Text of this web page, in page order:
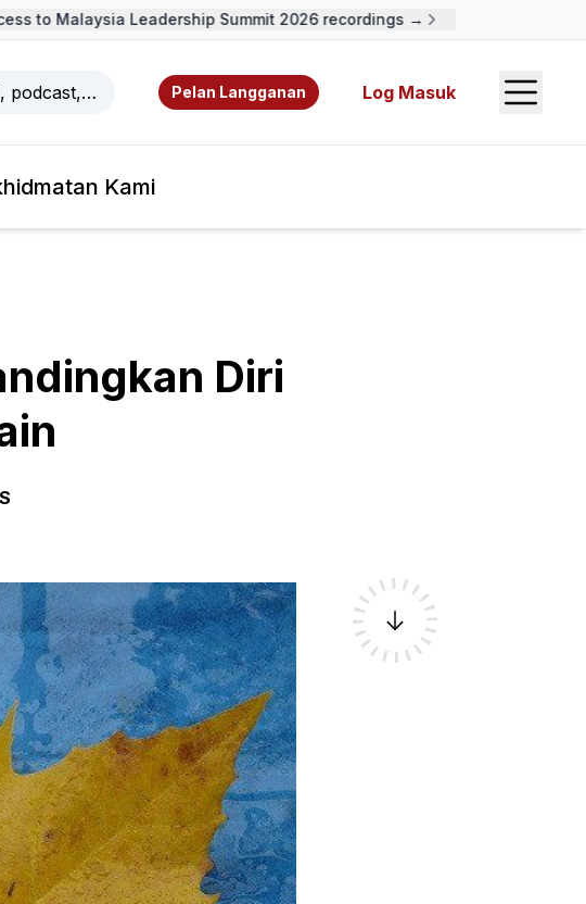
to Malaysia Leadership Summit 2026 recordings →
podcast, video, sumber rujukan, dan pengarang.
Pelan Langganan Log Masuk Open
Kami
Diri